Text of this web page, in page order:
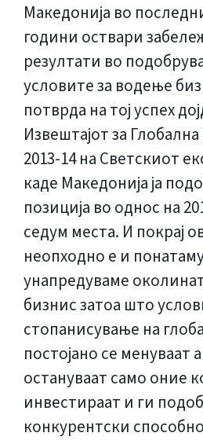
Македонија во
години оствари
резултати во
условите за водење
потврда на тој успех
Извештајот за
2013-14 на Светскиот
каде Македонија ја
позиција во однос на
седум места. И покрај
неопходно е и понатаму
унапредуваме
бизнис затоа што
стопанисување на
постојано се менуваат
остануваат само оние
инвестираат и ги
конкурентски